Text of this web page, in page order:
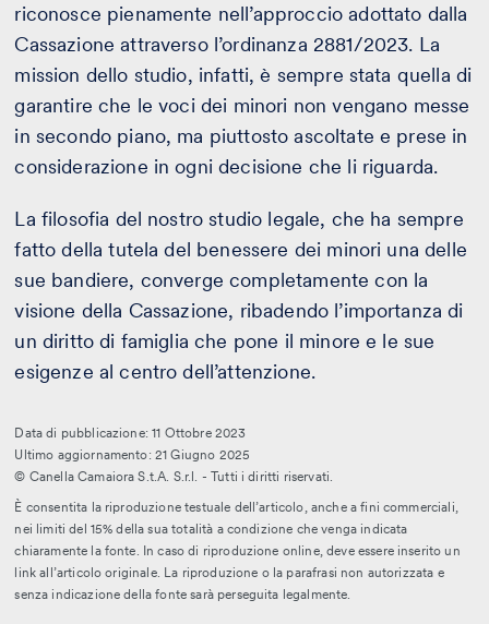
riconosce pienamente nell’approccio adottato dalla
Cassazione attraverso l’ordinanza 2881/2023. La
mission dello studio, infatti, è sempre stata quella di
garantire che le voci dei minori non vengano messe
in secondo piano, ma piuttosto ascoltate e prese in
considerazione in ogni decisione che li riguarda.
La filosofia del nostro studio legale, che ha sempre
fatto della tutela del benessere dei minori una delle
sue bandiere, converge completamente con la
visione della Cassazione, ribadendo l’importanza di
un diritto di famiglia che pone il minore e le sue
esigenze al centro dell’attenzione.
Data di pubblicazione: 11 Ottobre 2023
Ultimo aggiornamento: 21 Giugno 2025
© Canella Camaiora S.t.A. S.r.l. - Tutti i diritti riservati.
È consentita la riproduzione testuale dell’articolo, anche a fini commerciali,
nei limiti del 15% della sua totalità a condizione che venga indicata
chiaramente la fonte. In caso di riproduzione online, deve essere inserito un
link all’articolo originale. La riproduzione o la parafrasi non autorizzata e
senza indicazione della fonte sarà perseguita legalmente.